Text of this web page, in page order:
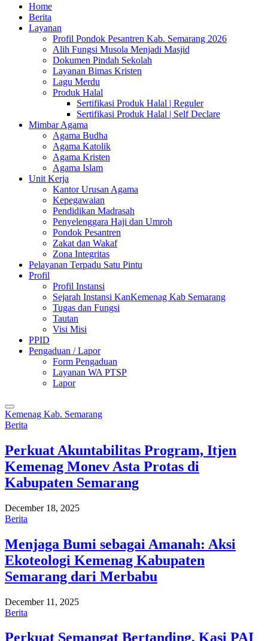
Home
Berita
Layanan
Profil Pondok Pesantren Kab. Semarang 2026
Alih Fungsi Musola Menjadi Masjid
Dokumen Pindah Sekolah
Layanan Bimas Kristen
Lagu Merdu
Produk Halal
Sertifikasi Produk Halal | Reguler
Sertifikasi Produk Halal | Self Declare
Mimbar Agama
Agama Budha
Agama Katolik
Agama Kristen
Agama Islam
Unit Kerja
Kantor Urusan Agama
Kepegawaian
Pendidikan Madrasah
Penyelenggara Haji dan Umroh
Pondok Pesantren
Zakat dan Wakaf
Zona Integritas
Pelayanan Terpadu Satu Pintu
Profil
Profil Instansi
Sejarah Instansi KanKemenag Kab Semarang
Tugas dan Fungsi
Tautan
Visi Misi
PPID
Pengaduan / Lapor
Form Pengaduan
Layanan WA PTSP
Lapor
Kemenag Kab. Semarang
Berita
Perkuat Akuntabilitas Program, Itjen
Kemenag Monev Asta Protas di
Kabupaten Semarang
December 18, 2025
Berita
Menjaga Bumi sebagai Amanah: Aksi
Ekoteologi Kemenag Kabupaten
Semarang dari Merbabu
December 11, 2025
Berita
Perkuat Semangat Bertanding, Kasi PAI